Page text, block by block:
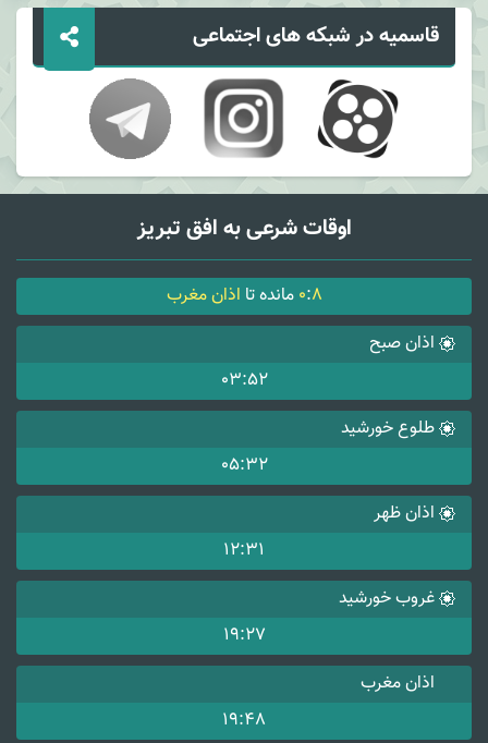
قاسمیه در شبکه های اجتماعی
اوقات شرعی به افق تبریز
0:8 مانده تا اذان مغرب
اذان صبح
03:52
طلوع خورشید
05:32
اذان ظهر
12:31
غروب خورشید
19:27
اذان مغرب
19:48